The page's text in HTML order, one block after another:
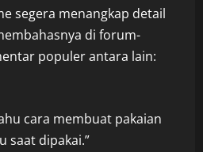
segera menangkap detail
di forum-
populer antara lain:
cara membuat pakaian
saat dipakai.”